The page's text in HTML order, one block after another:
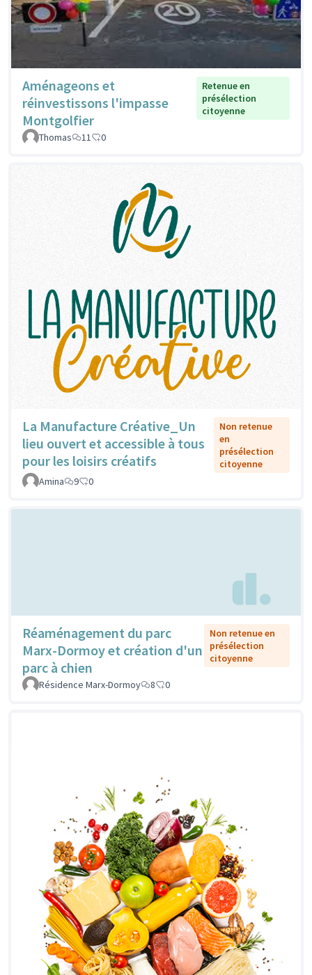
Aménageons et
réinvestissons l'impasse
Montgolfier
Retenue en
présélection
citoyenne
Thomas 11 0
La Manufacture Créative_Un
lieu ouvert et accessible à tous
pour les loisirs créatifs
Non retenue
en
présélection
citoyenne
Amina
9 0
Réaménagement du parc
Marx-Dormoy et création d'un
parc à chien
Non retenue en
présélection
citoyenne
Résidence Marx-Dormoy 8 0